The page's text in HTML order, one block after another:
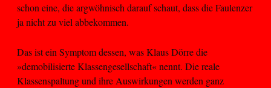
schon eine, die argwöhnisch darauf schaut, dass die Faulenzer
ja nicht zu viel abbekommen.
Das ist ein Symptom dessen, was Klaus Dörre die
»demobilisierte Klassengesellschaft« nennt. Die reale
Klassenspaltung und ihre Auswirkungen werden ganz